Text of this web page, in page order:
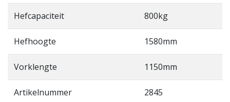
Hefcapaciteit 800kg
Hefhoogte 1580mm
Vorklengte 1150mm
Artikelnummer 2845